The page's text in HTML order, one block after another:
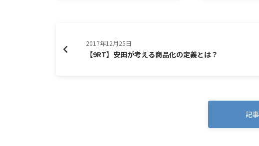
2017年12月25日
【9RT】安田が考える商品化の定義とは？
記